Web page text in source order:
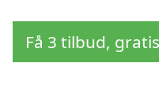
Få 3 tilbud,